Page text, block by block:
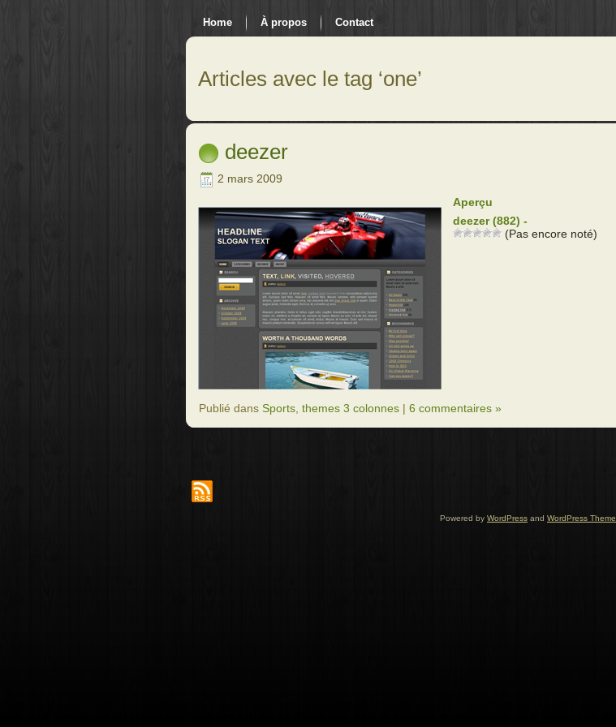
Home À propos Contact
Articles avec le tag ‘one’
deezer
2 mars 2009
Aperçu
deezer (882) -
(Pas encore noté)
Publié dans Sports themes 3 colonnes | 6 commentaires »
Powered by WordPress and WordPress Theme